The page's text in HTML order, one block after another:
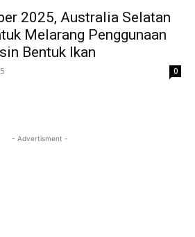
2025, Australia Selatan
Melarang Penggunaan
Bentuk Ikan
0
- Advertisment -